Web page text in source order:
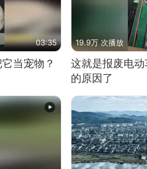
03:35
当宠物？
19.9万 次播放
这就是报废电
的原因了